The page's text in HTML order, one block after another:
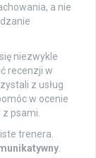
a nie
niezwykle
recenzji w
z usług
w ocenie
z psami.
trenera.
.